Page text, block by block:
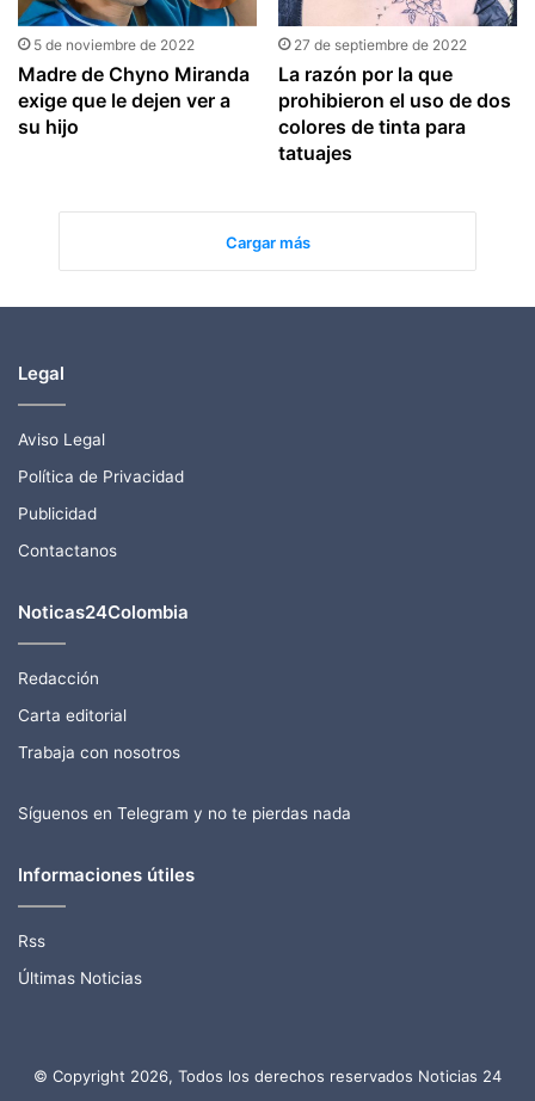
5 de noviembre de 2022
Madre de Chyno Miranda
exige que le dejen ver a
su hijo
27 de septiembre de 2022
La razón por la que
prohibieron el uso de dos
colores de tinta para
tatuajes
Cargar más
Legal
Aviso Legal
Política de Privacidad
Publicidad
Contactanos
Noticas24Colombia
Redacción
Carta editorial
Trabaja con nosotros
Síguenos en Telegram y no te pierdas nada
Informaciones útiles
Rss
Últimas Noticias
© Copyright 2026, Todos los derechos reservados Noticias 24